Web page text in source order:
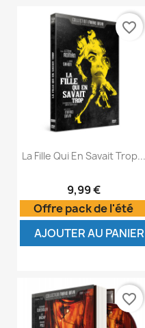
La Fille Qui En Savait Trop...
9,99 €
Offre pack de l'été
AJOUTER AU PANIER
favorite_border
favorite_border